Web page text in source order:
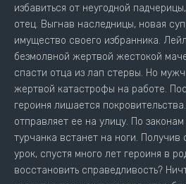
избавиться от неугодной
отец. Выгнав наследницы, новая
имущество своего избранника.
безмолвной жертвой жестокой
спасти отца из лап стервы. Но
жертвой катастрофы на работе.
героиня лишается
отправляет ее на улицу. По
турчанка встанет на ноги.
урок, спустя много лет героиня в
восстановить справедливость?